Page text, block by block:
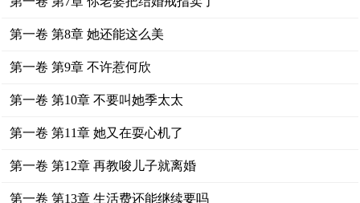
第一卷 第8章 她还能这么美
第一卷 第9章 不许惹何欣
第一卷 第10章 不要叫她季太太
第一卷 第11章 她又在耍心机了
第一卷 第12章 再教唆儿子就离婚
第一卷 第13章 生活费还能继续要吗